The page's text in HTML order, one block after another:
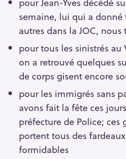
semaine, lui qui a donné
autres dans la JOC,
pour tous les sinistrés au
on a retrouvé quelques
de corps gisent encore
pour les immigrés sans
avons fait la fête ces
préfecture de Police; ces
portent tous des
formidables